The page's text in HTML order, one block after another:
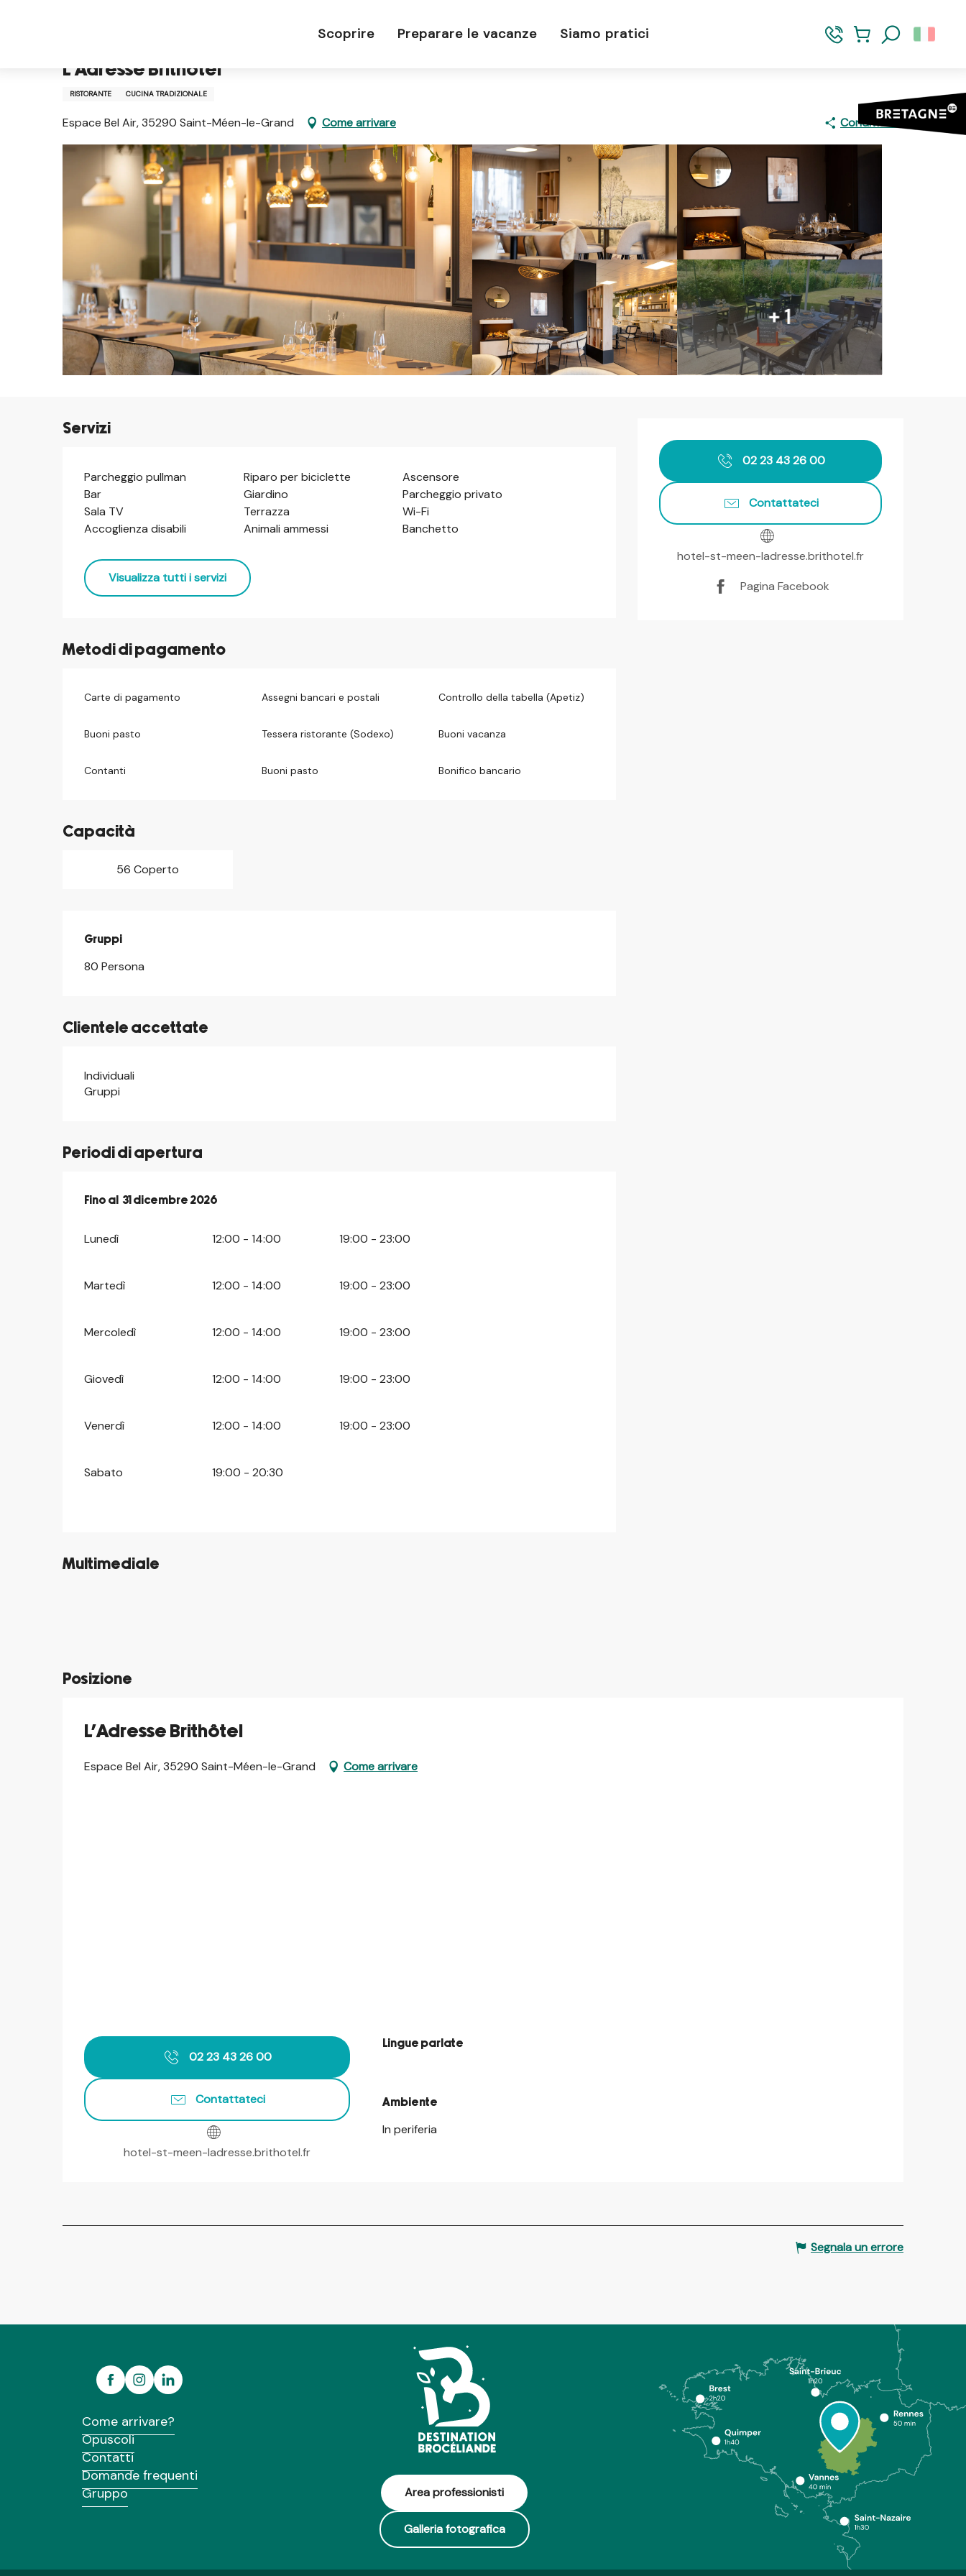
Scoprire Preparare le vacanze Siamo pratici
L'Adresse Brithôtel
RISTORANTE CUCINA TRADIZIONALE
Espace Bel Air, 35290 Saint-Méen-le-Grand Come arrivare Condividere
+ 1
Orari e contatti
02 23 43 26 00
Contattateci
hotel-st-meen-ladresse.brithotel.fr
Pagina Facebook
Servizi
Parcheggio pullman Riparo per biciclette
Ascensore
Bar
Giardino
Parcheggio privato
Sala TV
Terrazza
Wi-Fi
Accoglienza disabili
Animali ammessi Banchetto
Visualizza tutti i servizi
Metodi di pagamento
Carte di pagamento Assegni bancari e postali Controllo della tabella (Apetiz)
Buoni pasto Tessera ristorante (Sodexo) Buoni vacanza
Contanti Buoni pasto Bonifico bancario
Capacità
56 Coperto
Gruppi
Gruppi
80 Persona
Clientele accettate
Individuali
Gruppi
Periodi di apertura
Dal6 gennaio 2026al31 dicembre 2026
Fino al 31 dicembre 2026
Lunedì 12:00 - 14:00 19:00 - 23:00
Martedì 12:00 - 14:00 19:00 - 23:00
Mercoledì 12:00 - 14:00 19:00 - 23:00
Giovedì 12:00 - 14:00 19:00 - 23:00
Venerdì 12:00 - 14:00 19:00 - 23:00
Sabato 19:00 - 20:30
Multimediale
©
Posizione
L'Adresse Brithôtel
Espace Bel Air, 35290 Saint-Méen-le-Grand Come arrivare
02 23 43 26 00
Contattateci
hotel-st-meen-ladresse.brithotel.fr
Lingue parlate
Lingue parlate
Ambiente
Ambiente
In periferia
Segnala un errore
Come arrivare?
Opuscoli
Contatti
Domande frequenti
Gruppo
Area professionisti
Galleria fotografica